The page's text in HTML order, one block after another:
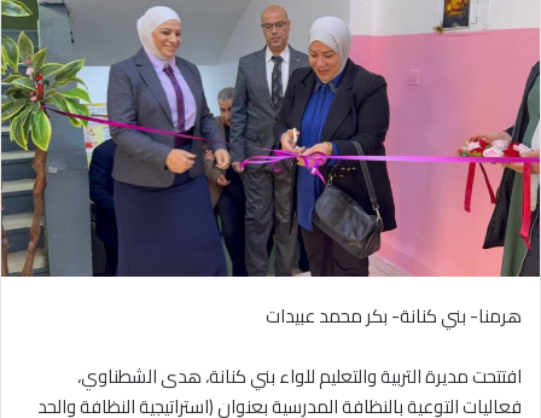
هرمنا- بني كنانة- بكر محمد عبيدات
افتتحت مديرة التربية والتعليم للواء بني كنانة، هدى الشطناوي،
فعاليات التوعية بالنظافة المدرسية بعنوان (استراتيجية النظافة والحد